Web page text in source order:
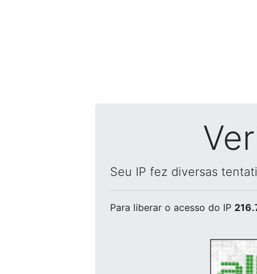
Seu IP fez diversas
Para liberar o acesso do IP